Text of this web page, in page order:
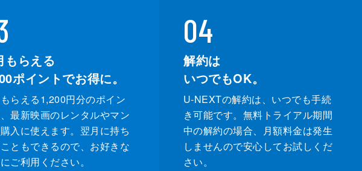
もらえる
ポイントでお得に。
らえる1,200円分のポイン
、最新映画のレンタルやマン
入に使えます。翌月に持ち
ともできるので、お好きな
ご利用ください。
04
解約は
いつでもOK。
U-NEXTの解約は、いつでも手続
き可能です。無料トライアル期間
中の解約の場合、月額料金は発生
しませんので安心してお試しくだ
さい。